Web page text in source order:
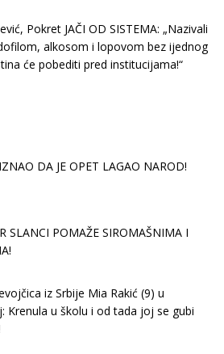
Pokret JAČI OD SISTEMA: „Nazivali
alkosom i lopovom bez ijednog
će pobediti pred institucijama!“
DA JE OPET LAGAO NAROD!
SLANCI POMAŽE SIROMAŠNIMA I
iz Srbije Mia Rakić (9) u
Krenula u školu i od tada joj se gubi